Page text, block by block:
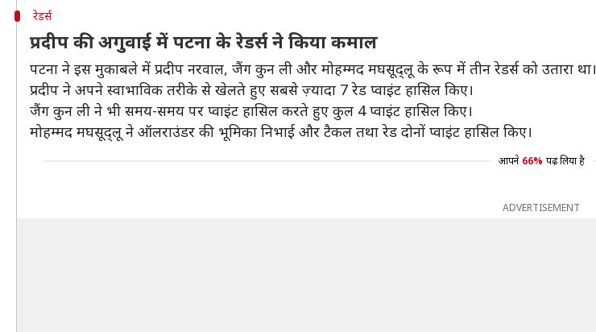
रेडर्स
प्रदीप की अगुवाई में पटना के रेडर्स ने किया कमाल
पटना ने इस मुकाबले में प्रदीप नरवाल, जैंग कुन ली और मोहम्मद मघसूद्लू के रूप में तीन रेडर्स को उतारा था।
प्रदीप ने अपने स्वाभाविक तरीके से खेलते हुए सबसे ज़्यादा 7 रेड प्वाइंट हासिल किए।
जैंग कुन ली ने भी समय-समय पर प्वाइंट हासिल करते हुए कुल 4 प्वाइंट हासिल किए।
मोहम्मद मघसूद्लू ने ऑलराउंडर की भूमिका निभाई और टैकल तथा रेड दोनों प्वाइंट हासिल किए।
आपने 66% पढ़ लिया है
ADVERTISEMENT